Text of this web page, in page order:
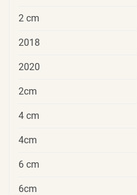
2 cm
2018
2020
2cm
4 cm
4cm
6 cm
6cm